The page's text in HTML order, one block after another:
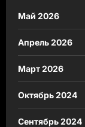
Май 2026
Апрель 2026
Март 2026
Октябрь 2024
Сентябрь 2024